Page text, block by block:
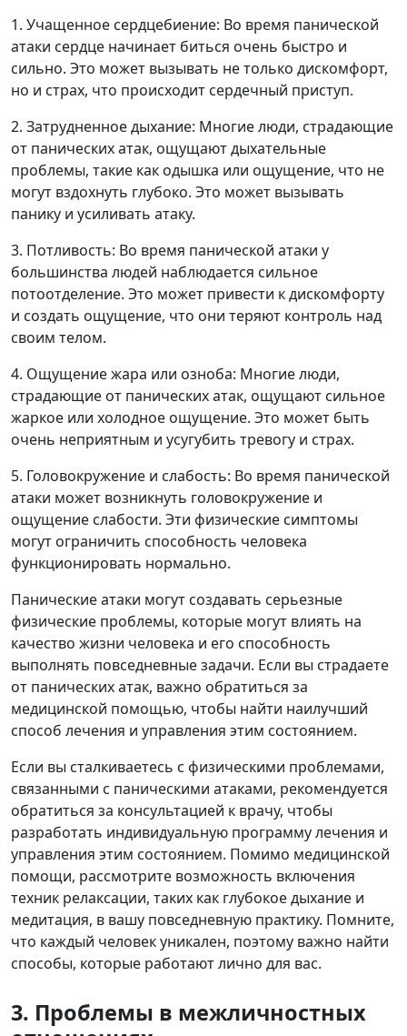
1. Учащенное сердцебиение: Во время панической
атаки сердце начинает биться очень быстро и
сильно. Это может вызывать не только дискомфорт,
но и страх, что происходит сердечный приступ.
2. Затрудненное дыхание: Многие люди, страдающие
от панических атак, ощущают дыхательные
проблемы, такие как одышка или ощущение, что не
могут вздохнуть глубоко. Это может вызывать
панику и усиливать атаку.
3. Потливость: Во время панической атаки у
большинства людей наблюдается сильное
потоотделение. Это может привести к дискомфорту
и создать ощущение, что они теряют контроль над
своим телом.
4. Ощущение жара или озноба: Многие люди,
страдающие от панических атак, ощущают сильное
жаркое или холодное ощущение. Это может быть
очень неприятным и усугубить тревогу и страх.
5. Головокружение и слабость: Во время панической
атаки может возникнуть головокружение и
ощущение слабости. Эти физические симптомы
могут ограничить способность человека
функционировать нормально.
Панические атаки могут создавать серьезные
физические проблемы, которые могут влиять на
качество жизни человека и его способность
выполнять повседневные задачи. Если вы страдаете
от панических атак, важно обратиться за
медицинской помощью, чтобы найти наилучший
способ лечения и управления этим состоянием.
Если вы сталкиваетесь с физическими проблемами,
связанными с паническими атаками, рекомендуется
обратиться за консультацией к врачу, чтобы
разработать индивидуальную программу лечения и
управления этим состоянием. Помимо медицинской
помощи, рассмотрите возможность включения
техник релаксации, таких как глубокое дыхание и
медитация, в вашу повседневную практику. Помните,
что каждый человек уникален, поэтому важно найти
способы, которые работают лично для вас.
3. Проблемы в межличностных